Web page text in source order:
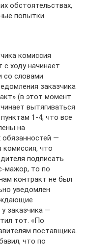
обстоятельствах,
попытки.
комиссия
ходу начинает
со словами
заказчика
(в этот момент
вытягиваться
1-4, что все
на
обязанностей —
комиссия, что
подписать
мажор, то по
контракт не был
уведомлен
заказчика —
тот. «По
поставщика.
что по